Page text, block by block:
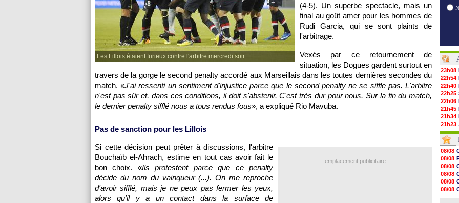
Les Lillois étaient furieux contre l'arbitre mercredi soir
(4-5). Un superbe spectacle, mais un
final au goût amer pour les hommes de
Rudi Garcia, qui se sont plaints de
l'arbitrage.
Vexés par ce retournement de
situation, les Dogues gardent surtout en
travers de la gorge le second penalty accordé aux Marseillais dans les toutes dernières secondes du
match. «J'ai ressenti un sentiment d'injustice parce que le second penalty ne se siffle pas. L'arbitre
n'est pas sûr et, dans ces conditions, il doit s'abstenir. C'est très dur pour nous. Sur la fin du match,
le dernier penalty sifflé nous a tous rendus fous», a expliqué Rio Mavuba.
Pas de sanction pour les Lillois
emplacement publicitaire
Si cette décision peut prêter à discussions, l'arbitre
Bouchaïb el-Ahrach, estime en tout cas avoir fait le
bon choix. «Ils protestent parce que ce penalty
décide du nom du vainqueur (...). On me reproche
d'avoir sifflé, mais je ne peux pas fermer les yeux,
alors qu'il y a un contact dans la surface de
23h08
22h54
22h40
22h25
22h06
21h45
21h34
21h23
21h12
21h00
20h52
20h35
20h19
20h07
19h47
19h26
19h21
08/08
08/08
08/08
08/08
08/08
08/08